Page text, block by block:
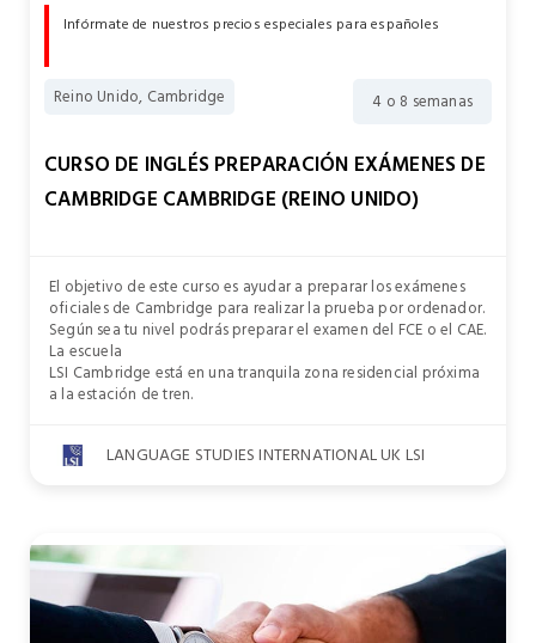
Infórmate de nuestros precios especiales para españoles
Reino Unido, Cambridge 4 o 8 semanas
CURSO DE INGLÉS PREPARACIÓN EXÁMENES DE
CAMBRIDGE CAMBRIDGE (REINO UNIDO)
El objetivo de este curso es ayudar a preparar los exámenes
oficiales de Cambridge para realizar la prueba por ordenador.
Según sea tu nivel podrás preparar el examen del FCE o el CAE.
La escuela
LSI Cambridge está en una tranquila zona residencial próxima
a la estación de tren.
LANGUAGE STUDIES INTERNATIONAL UK LSI